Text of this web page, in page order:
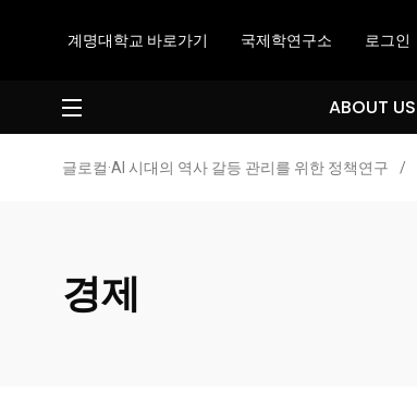
계명대학교 바로가기 국제학연구소 로그인
ABOUT US
글로컬·AI 시대의 역사 갈등 관리를 위한 정책연구 /
경제